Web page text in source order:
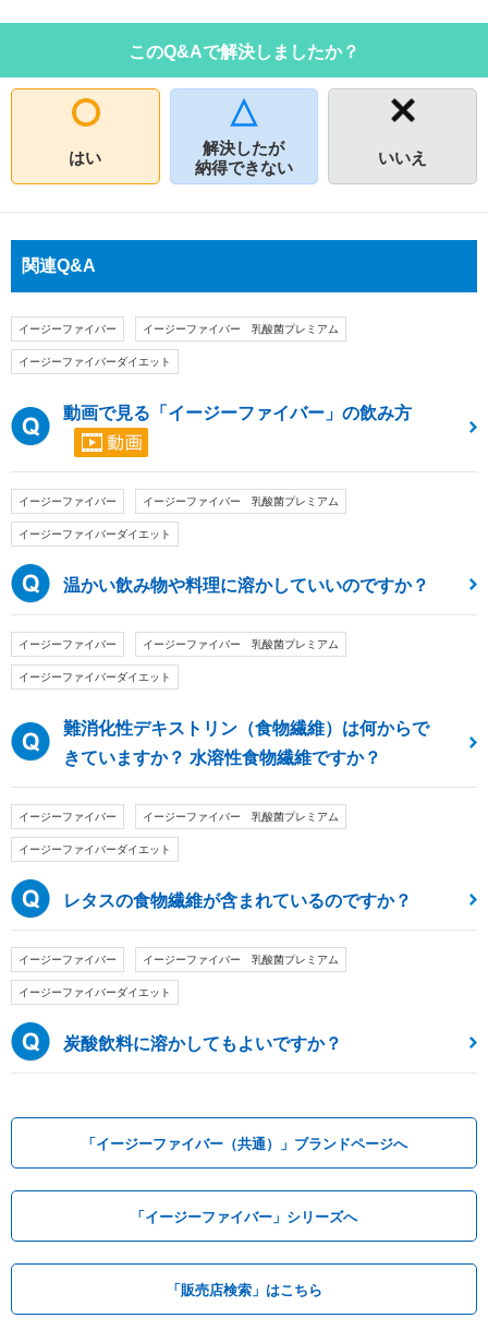
このQ&Aで解決しましたか？
はい
解決したが
納得できない
いいえ
関連Q&A
イージーファイバー イージーファイバー 乳酸菌プレミアム
イージーファイバーダイエット
動画で見る「イージーファイバー」の飲み方
イージーファイバー イージーファイバー 乳酸菌プレミアム
イージーファイバーダイエット
温かい飲み物や料理に溶かしていいのですか？
イージーファイバー イージーファイバー 乳酸菌プレミアム
イージーファイバーダイエット
難消化性デキストリン（食物繊維）は何からで
きていますか？ 水溶性食物繊維ですか？
イージーファイバー イージーファイバー 乳酸菌プレミアム
イージーファイバーダイエット
レタスの食物繊維が含まれているのですか？
イージーファイバー イージーファイバー 乳酸菌プレミアム
イージーファイバーダイエット
炭酸飲料に溶かしてもよいですか？
「イージーファイバー（共通）」ブランドページへ
「イージーファイバー」シリーズへ
「販売店検索」はこちら